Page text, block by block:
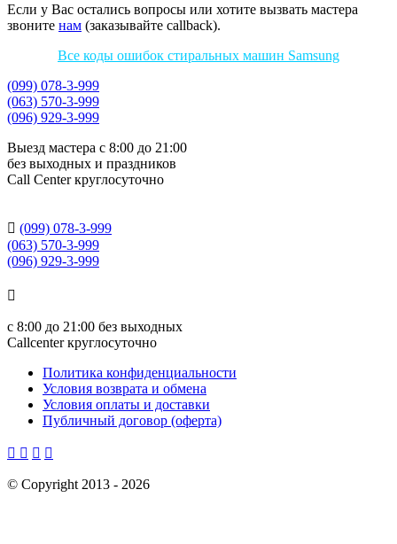
Если у Вас остались вопросы или хотите вызвать мастера
звоните нам (заказывайте callback).
Все коды ошибок стиральных машин Samsung
(099) 078-3-999
(063) 570-3-999
(096) 929-3-999
Выезд мастера с 8:00 до 21:00
без выходных и праздников
Сall Сenter круглосуточно
 (099) 078-3-999
(063) 570-3-999
(096) 929-3-999

с 8:00 до 21:00 без выходных
Callcenter круглосуточно
Политика конфиденциальности
Условия возврата и обмена
Условия оплаты и доставки
Публичный договор (оферта)
   
© Copyright 2013 - 2026